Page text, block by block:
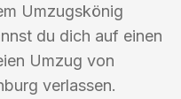
Umzugskönig
du dich auf einen
Umzug von
verlassen.